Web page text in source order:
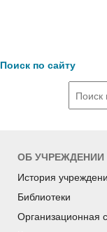
Поиск по сайту
ОБ УЧРЕЖДЕНИИ
История
Библиотеки
Организационная